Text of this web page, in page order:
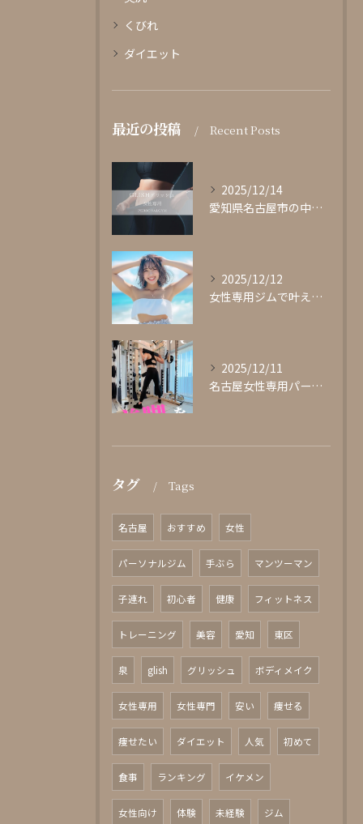
くびれ
ダイエット
最近の投稿 Recent Posts
2025/12/14
愛知県名古屋市の中心部に位置する女性専用パーソナルジムgli...
2025/12/12
女性専用ジムで叶える理想の体型作り
2025/12/11
名古屋女性専用パーソナルジムglishグリッシュ
タグ Tags
名古屋 おすすめ 女性
パーソナルジム 手ぶら マンツーマン
子連れ 初心者 健康 フィットネス
トレーニング 美容 愛知 東区
泉 glish グリッシュ ボディメイク
女性専用 女性専門 安い 痩せる
痩せたい ダイエット 人気 初めて
食事 ランキング イケメン
女性向け 体験 未経験 ジム